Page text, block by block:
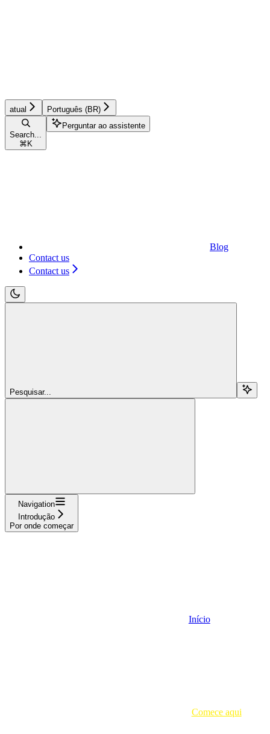
atual Português (BR)
Search...
⌘ K
Perguntar ao assistente
Blog
Contact us
Contact us
Pesquisar...
Navigation
Introdução
Por onde começar
Início
Comece aqui